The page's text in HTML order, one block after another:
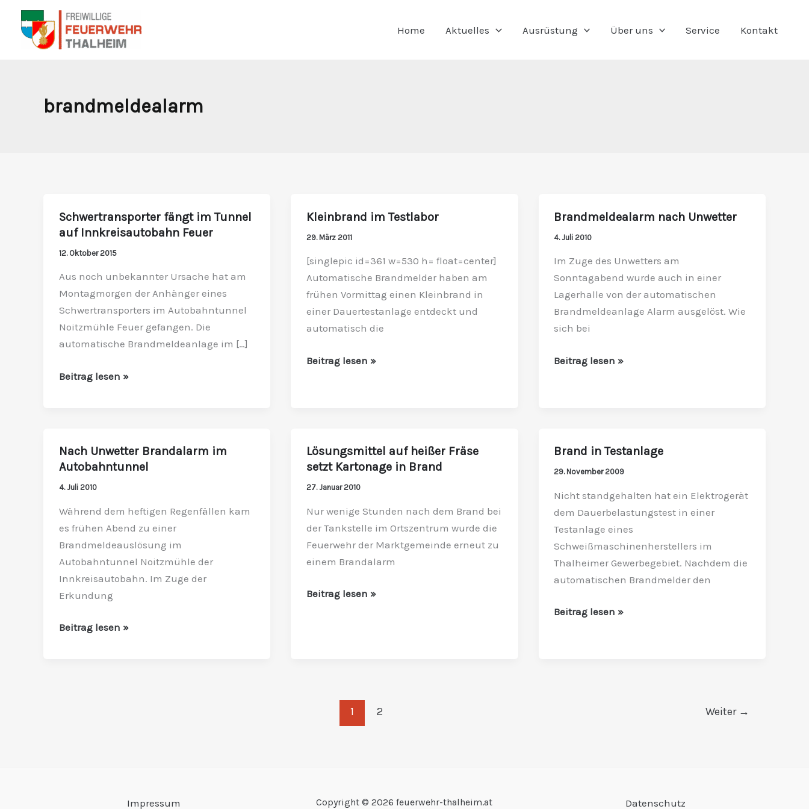
Zum
Inhalt
springen
Home Aktuelles Ausrüstung Über uns Service Kontakt
brandmeldealarm
Schwertransporter fängt im Tunnel
auf Innkreisautobahn Feuer
12. Oktober 2015
Aus noch unbekannter Ursache hat am
Montagmorgen der Anhänger eines
Schwertransporters im Autobahntunnel
Noitzmühle Feuer gefangen. Die
automatische Brandmeldeanlage im […]
Schwertransporter
fängt
im
Innkreisautobahn
Beitrag lesen »
Kleinbrand im Testlabor
29. März 2011
[singlepic id=361 w=530 h= float=center]
Automatische Brandmelder haben am
frühen Vormittag einen Kleinbrand in
einer Dauertestanlage entdeckt und
automatisch die
Kleinbrand
im
Beitrag lesen »
Brandmeldealarm nach Unwetter
4. Juli 2010
Im Zuge des Unwetters am
Sonntagabend wurde auch in einer
Lagerhalle von der automatischen
Brandmeldeanlage Alarm ausgelöst. Wie
sich bei
Brandmeldealarm
nach
Beitrag lesen »
Nach Unwetter Brandalarm im
Autobahntunnel
4. Juli 2010
Während dem heftigen Regenfällen kam
es frühen Abend zu einer
Brandmeldeauslösung im
Autobahntunnel Noitzmühle der
Innkreisautobahn. Im Zuge der
Erkundung
Nach
Unwetter
Brandalarm
Beitrag lesen »
Lösungsmittel auf heißer Fräse
setzt Kartonage in Brand
27. Januar 2010
Nur wenige Stunden nach dem Brand bei
der Tankstelle im Ortszentrum wurde die
Feuerwehr der Marktgemeinde erneut zu
einem Brandalarm
Lösungsmittel
auf
heißer
Beitrag lesen »
Brand in Testanlage
29. November 2009
Nicht standgehalten hat ein Elektrogerät
dem Dauerbelastungstest in einer
Testanlage eines
Schweißmaschinenherstellers im
Thalheimer Gewerbegebiet. Nachdem die
automatischen Brandmelder den
Brand
in
Beitrag lesen »
1 2 Weiter →
Impressum Copyright © 2026 feuerwehr-thalheim.at Datenschutz